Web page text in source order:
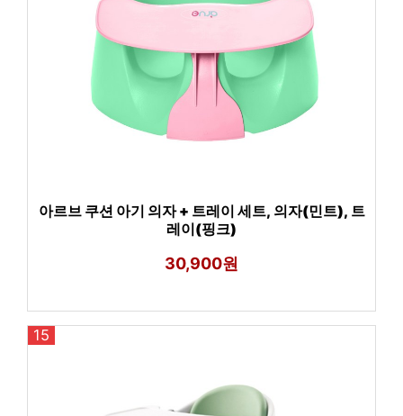
아르브 쿠션 아기 의자 + 트레이 세트, 의자(민트), 트
레이(핑크)
30,900원
15